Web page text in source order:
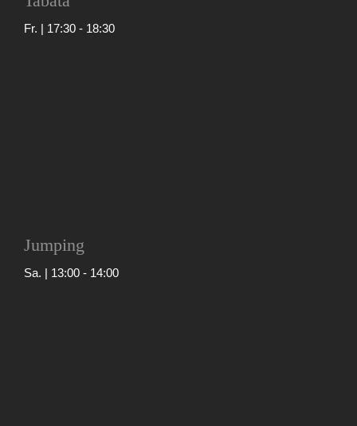
Fr. | 17:30 - 18:30
Jumping
Sa. | 13:00 - 14:00